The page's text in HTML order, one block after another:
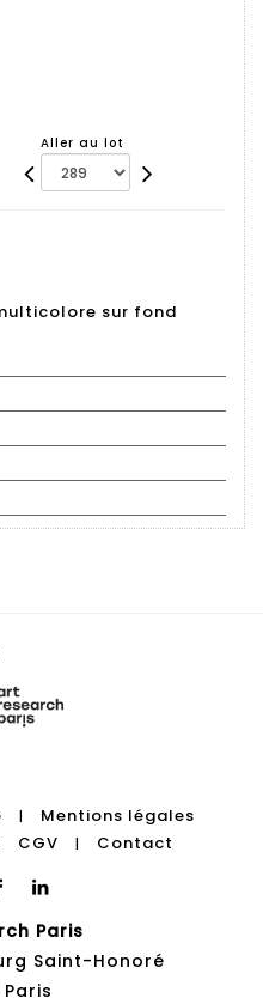
Aller au lot
sur fond
|
Mentions légales
CGV | Contact
Paris
Saint-Honoré